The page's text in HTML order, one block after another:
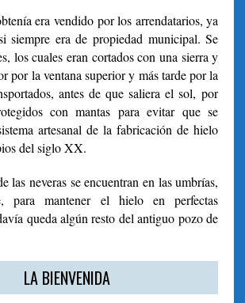
era vendido por los arrendatarios, ya
siempre era de propiedad municipal. Se
los cuales eran cortados con una sierra y
por la ventana superior y más tarde por la
antes de que saliera el sol, por
con mantas para evitar que se
artesanal de la fabricación de hielo
del siglo XX.
las neveras se encuentran en las umbrías,
para mantener el hielo en perfectas
queda algún resto del antiguo pozo de
LA BIENVENIDA